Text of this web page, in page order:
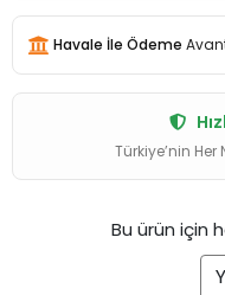
Havale İle Ödeme
Türkiye’nin
Bu ürün için